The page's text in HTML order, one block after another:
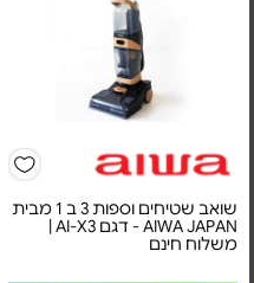
שואב שטיחים וספות 3 ב 1 מבית
AIWA JAPAN - דגם AI-X3 |
משלוח חינם